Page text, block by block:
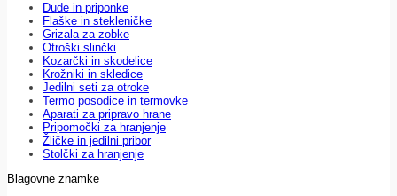
Dude in priponke
Flaške in stekleničke
Grizala za zobke
Otroški slinčki
Kozarčki in skodelice
Krožniki in skledice
Jedilni seti za otroke
Termo posodice in termovke
Aparati za pripravo hrane
Pripomočki za hranjenje
Žličke in jedilni pribor
Stolčki za hranjenje
Blagovne znamke